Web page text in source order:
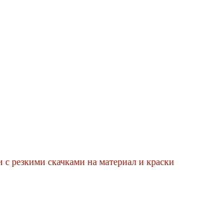
с резкими скачками на материал и краски